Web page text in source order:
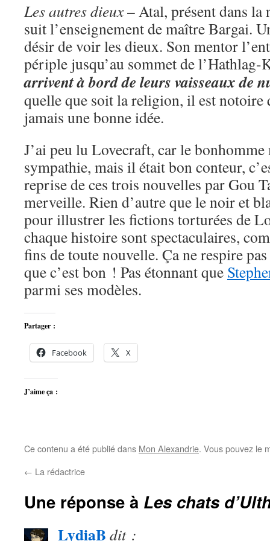
Les autres dieux– Atal, présent dans la
suit l’enseignement de maître Bargai.
désir de voir les dieux. Son mentor
périple jusqu’au sommet de
arrivent à bord de leurs vaisseaux de
quelle que soit la religion, il est notoire
jamais une bonne idée.
J’ai peu lu Lovecraft, car le
sympathie, mais il était bon conteur,
reprise de ces trois nouvelles par Gou
merveille. Rien d’autre que le noir et
pour illustrer les fictions torturées de
chaque histoire sont spectaculaires,
fins de toute nouvelle. Ça ne respire
que c’est bon ! Pas étonnant que
parmi ses modèles.
Partager :
Facebook X
J’aime ça :
Ce contenu a été publié dans Mon Alexandrie. Vous pouvez le
← La rédactrice
Une réponse à Les chats
LydiaB dit :